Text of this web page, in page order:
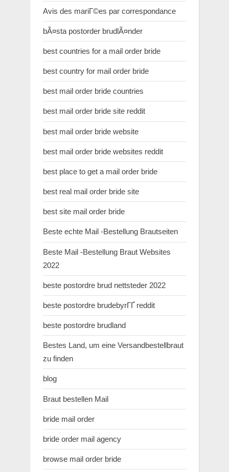
Avis des mariГ©es par correspondance
bÃ¤sta postorder brudlÃ¤nder
best countries for a mail order bride
best country for mail order bride
best mail order bride countries
best mail order bride site reddit
best mail order bride website
best mail order bride websites reddit
best place to get a mail order bride
best real mail order bride site
best site mail order bride
Beste echte Mail -Bestellung Brautseiten
Beste Mail -Bestellung Braut Websites
2022
beste postordre brud nettsteder 2022
beste postordre brudebyrГҐ reddit
beste postordre brudland
Bestes Land, um eine Versandbestellbraut
zu finden
blog
Braut bestellen Mail
bride mail order
bride order mail agency
browse mail order bride